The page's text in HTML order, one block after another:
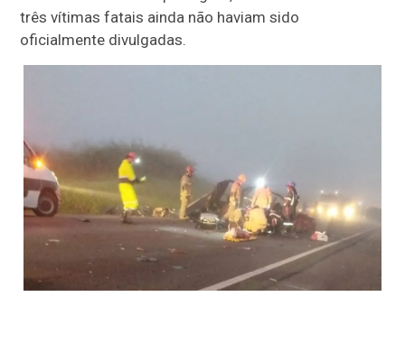
três vítimas fatais ainda não haviam sido
oficialmente divulgadas.